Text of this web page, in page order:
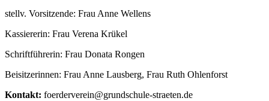
stellv. Vorsitzende: Frau Anne Wellens
Kassiererin: Frau Verena Krükel
Schriftführerin: Frau Donata Rongen
Beisitzerinnen: Frau Anne Lausberg, Frau Ruth Ohlenforst
Kontakt: foerderverein@grundschule-straeten.de